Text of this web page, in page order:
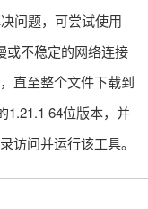
问题，可尝试使用
或不稳定的网络连接
直至整个文件下载到
1.21.1 64位版本，并
访问并运行该工具。